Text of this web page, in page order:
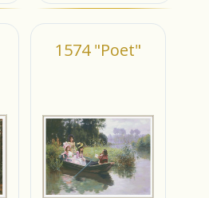
1574 "Poet"